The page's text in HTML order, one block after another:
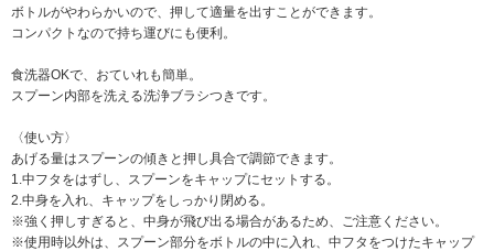
ボトルがやわらかいので、押して適量を出すことができます。
コンパクトなので持ち運びにも便利。
食洗器OKで、おていれも簡単。
スプーン内部を洗える洗浄ブラシつきです。
〈使い方〉
あげる量はスプーンの傾きと押し具合で調節できます。
1.中フタをはずし、スプーンをキャップにセットする。
2.中身を入れ、キャップをしっかり閉める。
※強く押しすぎると、中身が飛び出る場合があるため、ご注意ください。
※使用時以外は、スプーン部分をボトルの中に入れ、中フタをつけたキャップ